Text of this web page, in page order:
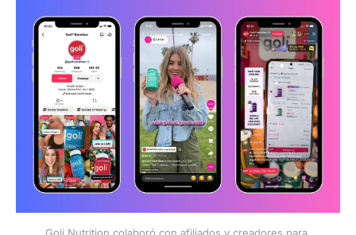
Goli Nutrition colaboró con afiliados y creadores para